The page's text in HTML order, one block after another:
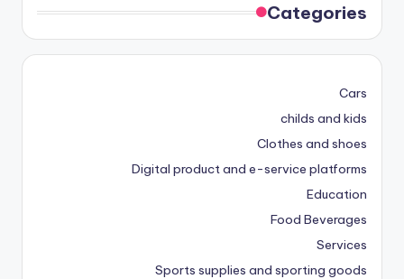
Categories
Cars
childs and kids
Clothes and shoes
Digital product and e-service platforms
Education
Food Beverages
Services
Sports supplies and sporting goods